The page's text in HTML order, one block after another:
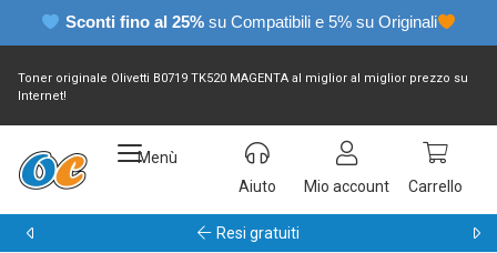
Sconti fino al 25% su Compatibili e 5% su Originali
Toner originale Olivetti B0719 TK520 MAGENTA al miglior al miglior prezzo su
Internet!
Menù
Aiuto
Mio account Carrello
Garanzia 24 mesi